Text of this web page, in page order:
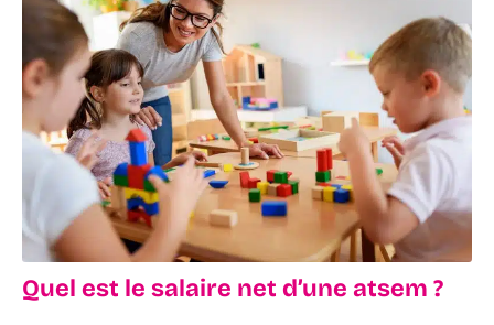
Comment avoir le Code de la route ?
Quel est le salaire net d’une atsem ?